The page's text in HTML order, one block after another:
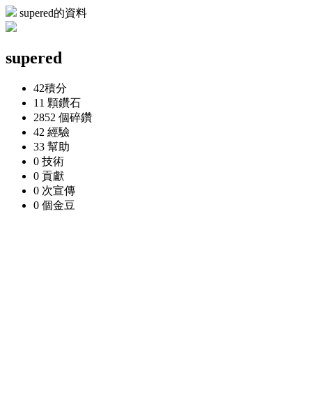
supered的資料
supered
42積分
11 顆鑽石
2852 個碎鑽
42 經驗
33 幫助
0 技術
0 貢獻
0 次宣傳
0 個金豆